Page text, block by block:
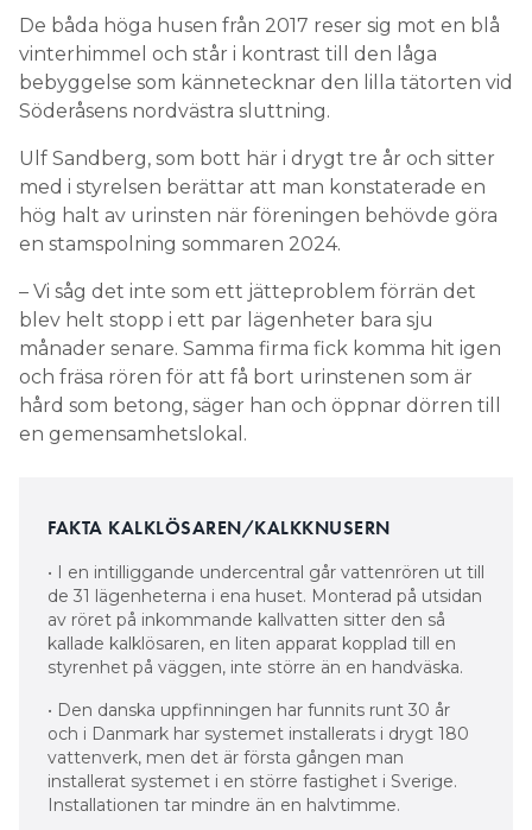
De båda höga husen från 2017 reser sig mot en blå
vinterhimmel och står i kontrast till den låga
bebyggelse som kännetecknar den lilla tätorten vid
Söderåsens nordvästra sluttning.
Ulf Sandberg, som bott här i drygt tre år och sitter
med i styrelsen berättar att man konstaterade en
hög halt av urinsten när föreningen behövde göra
en stamspolning sommaren 2024.
– Vi såg det inte som ett jätteproblem förrän det
blev helt stopp i ett par lägenheter bara sju
månader senare. Samma firma fick komma hit igen
och fräsa rören för att få bort urinstenen som är
hård som betong, säger han och öppnar dörren till
en gemensamhetslokal.
FAKTA KALKLÖSAREN/KALKKNUSERN
• I en intilliggande undercentral går vattenrören ut till
de 31 lägenheterna i ena huset. Monterad på utsidan
av röret på inkommande kallvatten sitter den så
kallade kalklösaren, en liten apparat kopplad till en
styrenhet på väggen, inte större än en handväska.
• Den danska uppfinningen har funnits runt 30 år
och i Danmark har systemet installerats i drygt 180
vattenverk, men det är första gången man
installerat systemet i en större fastighet i Sverige.
Installationen tar mindre än en halvtimme.